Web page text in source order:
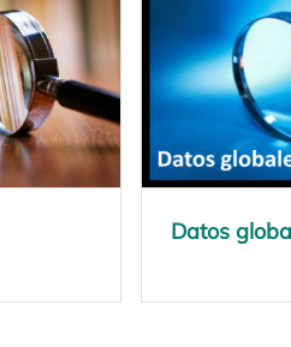
Datos
opens in a